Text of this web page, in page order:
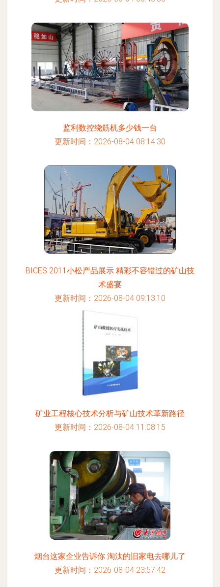
监利数控绕筋机多少钱一台
更新时间：2026-08-04 08:14:30
BICES 2011小松产品展示 精彩不容错过的矿山技
术盛宴
更新时间：2026-08-04 09:13:10
矿业工程核心技术分析与矿山技术革新路径
更新时间：2026-08-04 11:08:15
烟台这家企业告诉你 淘汰的旧家电去哪儿了
更新时间：2026-08-04 23:57:42